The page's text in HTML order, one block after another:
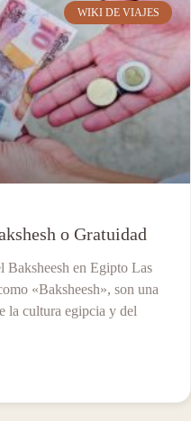
WIKI DE VIAJES
o Gratuidad
Baksheesh en Egipto Las
«Baksheesh», son una
la cultura egipcia y del